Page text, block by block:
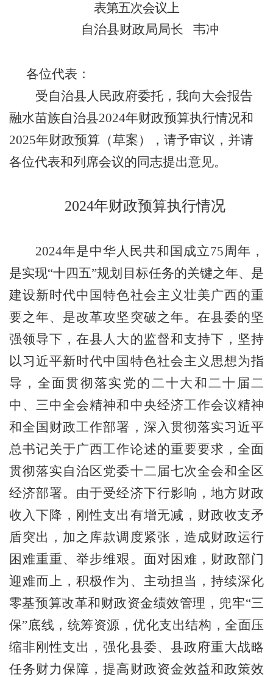
表第五次会议上
自治县财政局局长
韦冲
各位代表：
受自治县人民政府委托，我向大会报告
融水苗族自治县2024年财政预算执行情况和
2025年财政预算（草案），请予审议，并请
各位代表和列席会议的同志提出意见。
2024年财政预算执行情况
2024年是中华人民共和国成立75周年，
是实现“十四五”规划目标任务的关键之年、是
建设新时代中国特色社会主义壮美广西的重
要之年、是改革攻坚突破之年。 在县委的坚
强领导下，在县人大的监督和支持下， 坚持
以习近平新时代中国特色社会主义思想为指
导， 全面贯彻落实党的二十大和二十届二
中、三中全会精神和中央经济工作会议精神
和全国财政工作部署，深入贯彻落实习近平
总书记关于广西工作论述的重要要求，全面
贯彻落实自治区党委十二届七次全会和全区
经济部署。 由于受经济下行影响 ， 地方财政
收入下降 ， 刚性支出有增无减，财政收支矛
盾突出，加之库款调度紧张，造成财政运行
困难重重、举步维艰 。 面对困难，财政部门
迎难而上，积极作为、主动担当， 持续深化
零基预算改革和财政资金绩效管理，兜牢“三
保”底线， 统筹资源，优化支出结构，全面压
缩非刚性支出，强化县委、县政府重大战略
任务财力保障，提高财政资金效益和政策效